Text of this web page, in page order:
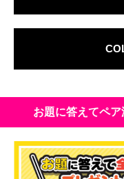
お題に答えてペ